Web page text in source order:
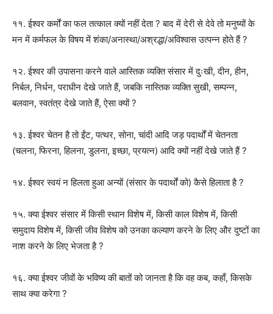
११. ईश्वर कर्मों का फल तत्काल क्यों नहीं देता ? बाद में देरी से देवे तो मनुष्यों के
मन में कर्मफल के विषय में शंका/अनास्था/अश्रद्धा/अविश्वास उत्पन्न होते हैं ?
१२. ईश्वर की उपासना करने वाले आस्तिक व्यक्ति संसार में दुःखी, दीन, हीन,
निर्बल, निर्धन, पराधीन देखे जाते हैं, जबकि नास्तिक व्यक्ति सुखी, सम्पन्न,
बलवान, स्वतंत्र देखे जाते हैं, ऐसा क्यों ?
१३. ईश्वर चेतन है तो ईंट, पत्थर, सोना, चांदी आदि जड़ पदार्थों में चेतनता
(चलना, फिरना, हिलना, डुलना, इच्छा, प्रयत्न) आदि क्यों नहीं देखे जाते हैं ?
१४. ईश्वर स्वयं न हिलता हुआ अन्यों (संसार के पदार्थों को) कैसे हिलाता है ?
१५. क्या ईश्वर संसार में किसी स्थान विशेष में, किसी काल विशेष में, किसी
समुदाय विशेष में, किसी जीव विशेष को उनका कल्याण करने के लिए और दुष्टों का
नाश करने के लिए भेजता है ?
१६. क्या ईश्वर जीवों के भविष्य की बातों को जानता है कि वह कब, कहाँ, किसके
साथ क्या करेगा ?